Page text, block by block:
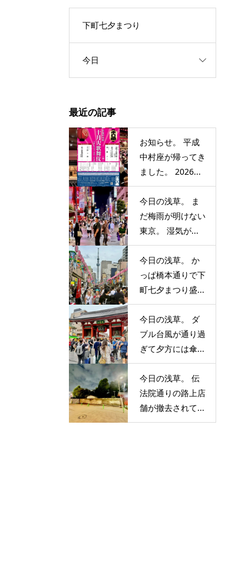
下町七夕まつり
今日
最近の記事
お知らせ。 平成
中村座が帰ってき
ました。 2026...
今日の浅草。 ま
だ梅雨が明けない
東京。 湿気が...
今日の浅草。 か
っぱ橋本通りで下
町七夕まつり盛...
今日の浅草。 ダ
ブル台風が通り過
ぎて夕方には傘...
今日の浅草。 伝
法院通りの路上店
舗が撤去されて...